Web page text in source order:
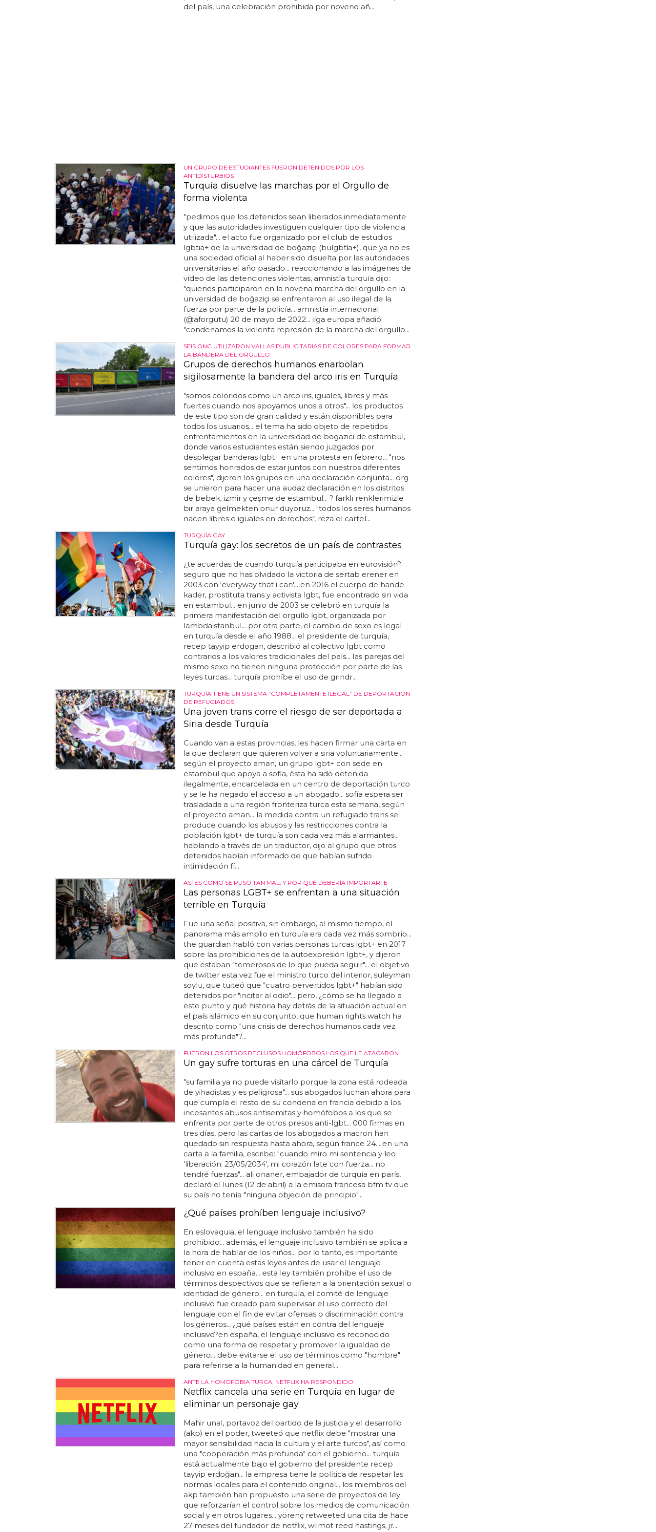
del país, una celebración prohibida por noveno añ...
UN GRUPO DE ESTUDIANTES FUERON DETENIDOS POR LOS
ANTIDISTURBIOS
Turquía disuelve las marchas por el Orgullo de
forma violenta
"pedimos que los detenidos sean liberados inmediatamente
y que las autoridades investiguen cualquier tipo de violencia
utilizada"... el acto fue organizado por el club de estudios
lgbtia+ de la universidad de boğaziçi (bülgbti̇a+), que ya no es
una sociedad oficial al haber sido disuelta por las autoridades
universitarias el año pasado... reaccionando a las imágenes de
vídeo de las detenciones violentas, amnistía turquía dijo:
"quienes participaron en la novena marcha del orgullo en la
universidad de boğaziçi se enfrentaron al uso ilegal de la
fuerza por parte de la policía... amnistía internacional
(@aforgutu) 20 de mayo de 2022... ilga europa añadió:
"condenamos la violenta represión de la marcha del orgullo...
SEIS ONG UTILIZARON VALLAS PUBLICITARIAS DE COLORES PARA FORMAR
LA BANDERA DEL ORGULLO
Grupos de derechos humanos enarbolan
sigilosamente la bandera del arco iris en Turquía
"somos coloridos como un arco iris, iguales, libres y más
fuertes cuando nos apoyamos unos a otros"... los productos
de este tipo son de gran calidad y están disponibles para
todos los usuarios... el tema ha sido objeto de repetidos
enfrentamientos en la universidad de bogazici de estambul,
donde varios estudiantes están siendo juzgados por
desplegar banderas lgbt+ en una protesta en febrero... "nos
sentimos honrados de estar juntos con nuestros diferentes
colores", dijeron los grupos en una declaración conjunta... org
se unieron para hacer una audaz declaración en los distritos
de bebek, izmir y çeşme de estambul... ? farklı renklerimizle
bir araya gelmekten onur duyoruz... "todos los seres humanos
nacen libres e iguales en derechos", reza el cartel...
TURQUÍA GAY
Turquía gay: los secretos de un país de contrastes
¿te acuerdas de cuando turquía participaba en eurovisión?
seguro que no has olvidado la victoria de sertab erener en
2003 con 'everyway that i can'... en 2016 el cuerpo de hande
kader, prostituta trans y activista lgbt, fue encontrado sin vida
en estambul... en junio de 2003 se celebró en turquía la
primera manifestación del orgullo lgbt, organizada por
lambdaistanbul... por otra parte, el cambio de sexo es legal
en turquía desde el año 1988... el presidente de turquía,
recep tayyip erdogan, describió al colectivo lgbt como
contrarios a los valores tradicionales del país... las parejas del
mismo sexo no tienen ninguna protección por parte de las
leyes turcas... turquía prohíbe el uso de grindr...
TURQUÍA TIENE UN SISTEMA "COMPLETAMENTE ILEGAL" DE DEPORTACIÓN
DE REFUGIADOS
Una joven trans corre el riesgo de ser deportada a
Siria desde Turquía
Cuando van a estas provincias, les hacen firmar una carta en
la que declaran que quieren volver a siria voluntariamente...
según el proyecto aman, un grupo lgbt+ con sede en
estambul que apoya a sofía, ésta ha sido detenida
ilegalmente, encarcelada en un centro de deportación turco
y se le ha negado el acceso a un abogado... sofía espera ser
trasladada a una región fronteriza turca esta semana, según
el proyecto aman... la medida contra un refugiado trans se
produce cuando los abusos y las restricciones contra la
población lgbt+ de turquía son cada vez más alarmantes...
hablando a través de un traductor, dijo al grupo que otros
detenidos habían informado de que habían sufrido
intimidación fí...
ASÍ ES COMO SE PUSO TAN MAL, Y POR QUÉ DEBERÍA IMPORTARTE
Las personas LGBT+ se enfrentan a una situación
terrible en Turquía
Fue una señal positiva, sin embargo, al mismo tiempo, el
panorama más amplio en turquía era cada vez más sombrío...
the guardian habló con varias personas turcas lgbt+ en 2017
sobre las prohibiciones de la autoexpresión lgbt+, y dijeron
que estaban "temerosos de lo que pueda seguir"... el objetivo
de twitter esta vez fue el ministro turco del interior, suleyman
soylu, que tuiteó que "cuatro pervertidos lgbt+" habían sido
detenidos por "incitar al odio"... pero, ¿cómo se ha llegado a
este punto y qué historia hay detrás de la situación actual en
el país islámico en su conjunto, que human rights watch ha
descrito como "una crisis de derechos humanos cada vez
más profunda"?...
FUERON LOS OTROS RECLUSOS HOMÓFOBOS LOS QUE LE ATACARON
Un gay sufre torturas en una cárcel de Turquía
"su familia ya no puede visitarlo porque la zona está rodeada
de yihadistas y es peligrosa"... sus abogados luchan ahora para
que cumpla el resto de su condena en francia debido a los
incesantes abusos antisemitas y homófobos a los que se
enfrenta por parte de otros presos anti-lgbt... 000 firmas en
tres días, pero las cartas de los abogados a macron han
quedado sin respuesta hasta ahora, según france 24... en una
carta a la familia, escribe: "cuando miro mi sentencia y leo
'liberación: 23/05/2034', mi corazón late con fuerza... no
tendré fuerzas"... ali onaner, embajador de turquía en parís,
declaró el lunes (12 de abril) a la emisora francesa bfm tv que
su país no tenía "ninguna objeción de principio"...
¿Qué países prohíben lenguaje inclusivo?
En eslovaquia, el lenguaje inclusivo también ha sido
prohibido... además, el lenguaje inclusivo también se aplica a
la hora de hablar de los niños... por lo tanto, es importante
tener en cuenta estas leyes antes de usar el lenguaje
inclusivo en españa... esta ley también prohíbe el uso de
términos despectivos que se refieran a la orientación sexual o
identidad de género... en turquía, el comité de lenguaje
inclusivo fue creado para supervisar el uso correcto del
lenguaje con el fin de evitar ofensas o discriminación contra
los géneros... ¿qué países están en contra del lenguaje
inclusivo?en españa, el lenguaje inclusivo es reconocido
como una forma de respetar y promover la igualdad de
género... debe evitarse el uso de términos como "hombre"
para referirse a la humanidad en general...
ANTE LA HOMOFOBIA TURCA, NETFLIX HA RESPONDIDO
Netflix cancela una serie en Turquía en lugar de
eliminar un personaje gay
Mahir unal, portavoz del partido de la justicia y el desarrollo
(akp) en el poder, tweeteó que netflix debe "mostrar una
mayor sensibilidad hacia la cultura y el arte turcos", así como
una "cooperación más profunda" con el gobierno... turquía
está actualmente bajo el gobierno del presidente recep
tayyip erdoğan... la empresa tiene la política de respetar las
normas locales para el contenido original... los miembros del
akp también han propuesto una serie de proyectos de ley
que reforzarían el control sobre los medios de comunicación
social y en otros lugares... yörenç retweeted una cita de hace
27 meses del fundador de netflix, wilmot reed hastings, jr...